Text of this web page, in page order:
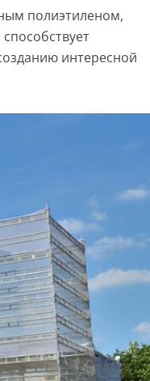
полиэтиленом,
интересной